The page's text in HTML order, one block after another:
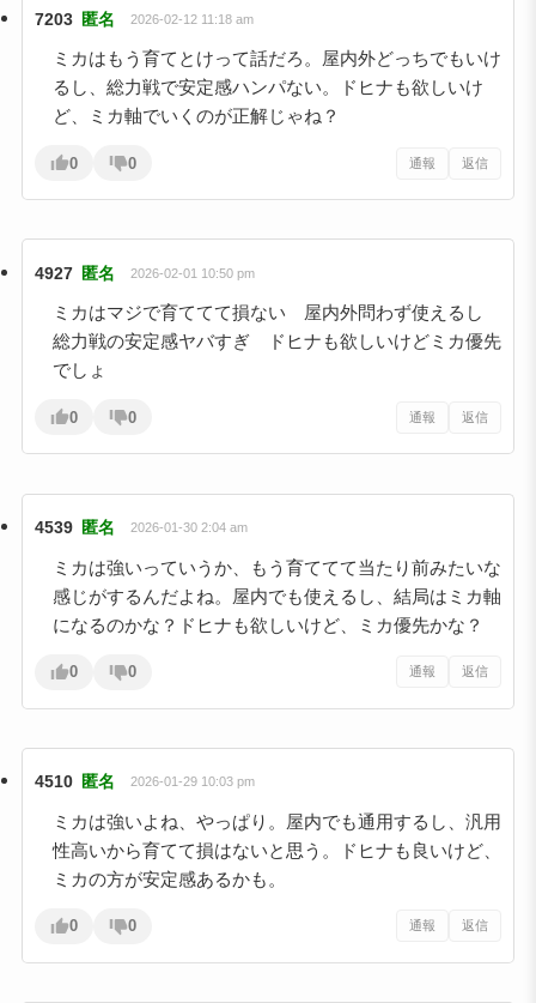
7203 匿名 2026-02-12 11:18 am
ミカはもう育てとけって話だろ。屋内外どっちでもいけ
るし、総力戦で安定感ハンパない。ドヒナも欲しいけ
ど、ミカ軸でいくのが正解じゃね？
0 0 通報 返信
4927 匿名 2026-02-01 10:50 pm
ミカはマジで育ててて損ない 屋内外問わず使えるし
総力戦の安定感ヤバすぎ ドヒナも欲しいけどミカ優先
でしょ
0 0 通報 返信
4539 匿名 2026-01-30 2:04 am
ミカは強いっていうか、もう育ててて当たり前みたいな
感じがするんだよね。屋内でも使えるし、結局はミカ軸
になるのかな？ドヒナも欲しいけど、ミカ優先かな？
0 0 通報 返信
4510 匿名 2026-01-29 10:03 pm
ミカは強いよね、やっぱり。屋内でも通用するし、汎用
性高いから育てて損はないと思う。ドヒナも良いけど、
ミカの方が安定感あるかも。
0 0 通報 返信